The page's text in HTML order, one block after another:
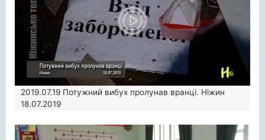
2019.07.19 Потужний вибух пролунав вранці. Ніжин
18.07.2019